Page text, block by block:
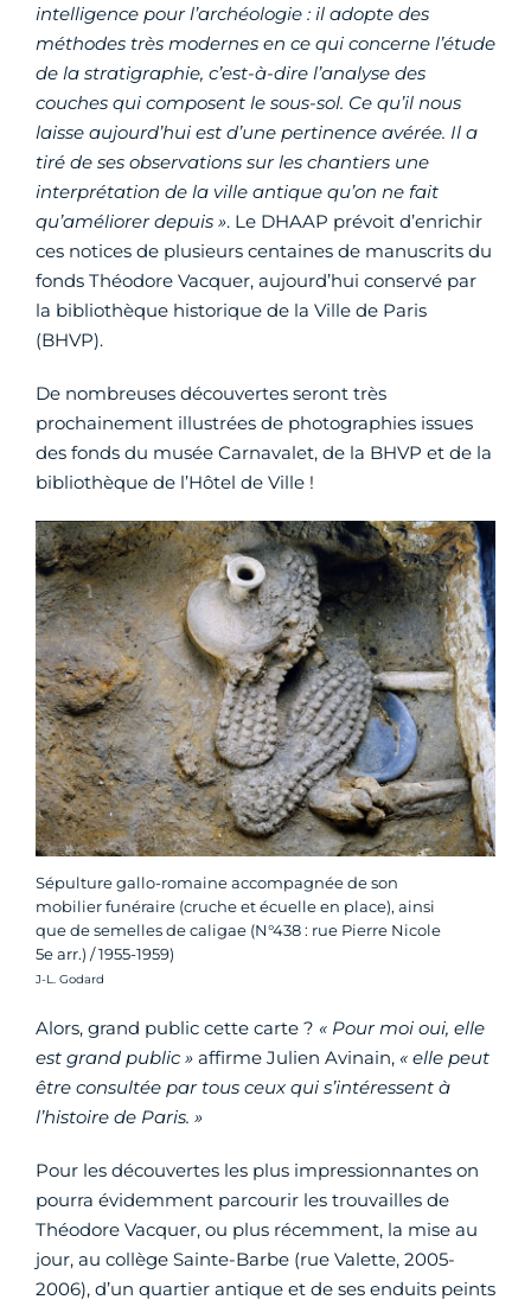
intelligence pour l’archéologie : il adopte des
méthodes très modernes en ce qui concerne l’étude
de la stratigraphie, c’est-à-dire l’analyse des
couches qui composent le sous-sol. Ce qu’il nous
laisse aujourd’hui est d’une pertinence avérée. Il a
tiré de ses observations sur les chantiers une
interprétation de la ville antique qu’on ne fait
qu’améliorer depuis ». Le DHAAP prévoit d’enrichir
ces notices de plusieurs centaines de manuscrits du
fonds Théodore Vacquer, aujourd’hui conservé par
la bibliothèque historique de la Ville de Paris
(BHVP).
De nombreuses découvertes seront très
prochainement illustrées de photographies issues
des fonds du musée Carnavalet, de la BHVP et de la
bibliothèque de l’Hôtel de Ville !
Sépulture gallo-romaine accompagnée de son
mobilier funéraire (cruche et écuelle en place), ainsi
que de semelles de caligae (N°438 : rue Pierre Nicole
5e arr.) / 1955-1959)
Crédit photo :
J-L. Godard
Alors, grand public cette carte ? « Pour moi oui, elle
est grand public » affirme Julien Avinain, « elle peut
être consultée par tous ceux qui s’intéressent à
l’histoire de Paris. »
Pour les découvertes les plus impressionnantes on
pourra évidemment parcourir les trouvailles de
Théodore Vacquer, ou plus récemment, la mise au
jour, au collège Sainte-Barbe (rue Valette, 2005-
2006), d’un quartier antique et de ses enduits peints